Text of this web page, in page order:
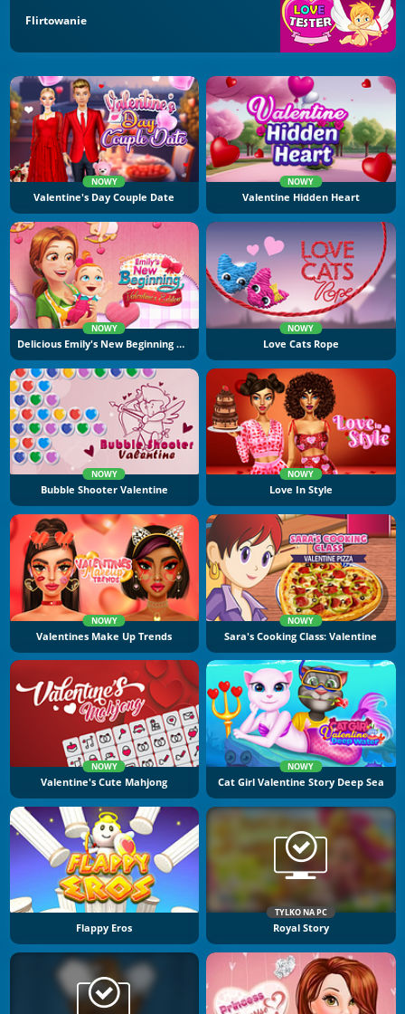
Flirtowanie
NOWY
Valentine's Day Couple Date
NOWY
Valentine Hidden Heart
NOWY
Delicious Emily's New Beginning Valentine's Edition
NOWY
Love Cats Rope
NOWY
Bubble Shooter Valentine
NOWY
Love In Style
NOWY
Valentines Make Up Trends
NOWY
Sara's Cooking Class: Valentine
NOWY
Valentine's Cute Mahjong
NOWY
Cat Girl Valentine Story Deep Sea
Flappy Eros
TYLKO NA PC
Royal Story